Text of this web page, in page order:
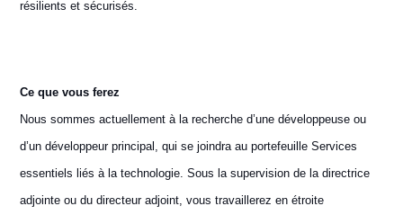
résilients et sécurisés.
Ce que vous ferez
Nous sommes actuellement à la recherche d’une développeuse ou
d’un développeur principal, qui se joindra au portefeuille Services
essentiels liés à la technologie. Sous la supervision de la directrice
adjointe ou du directeur adjoint, vous travaillerez en étroite